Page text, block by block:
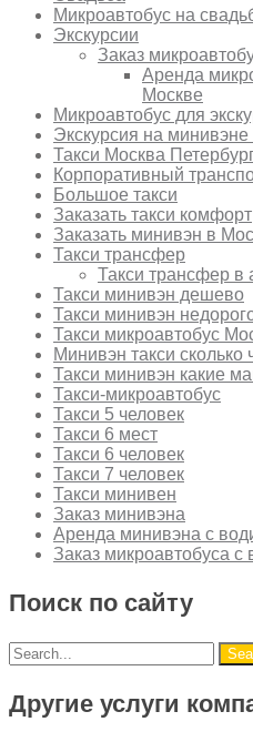
Микроавтобус на
Экскурсии
Заказ
Аренда
Москве
Микроавтобус для
Экскурсия на
Такси Москва
Корпоративный
Большое такси
Заказать такси комфорт
Заказать минивэн в
Такси трансфер
Такси трансфер в
Такси минивэн дешево
Такси минивэн
Такси микроавтобус
Минивэн такси сколько
Такси минивэн какие
Такси-микроавтобус
Такси 5 человек
Такси 6 мест
Такси 6 человек
Такси 7 человек
Такси минивен
Заказ минивэна
Аренда минивэна с
Заказ микроавтобуса с
Поиск по сайту
Другие услуги